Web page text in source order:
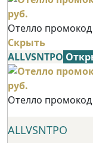
Отелло промокод
Скрыть
ALLVSNTPO
Отелло промокод
ALLVSNTPO